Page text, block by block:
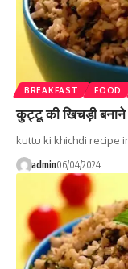
BREAKFAST FOOD
कुट्टू की खिचड़ी
kuttu ki khichdi recipe
admin06/04/2024